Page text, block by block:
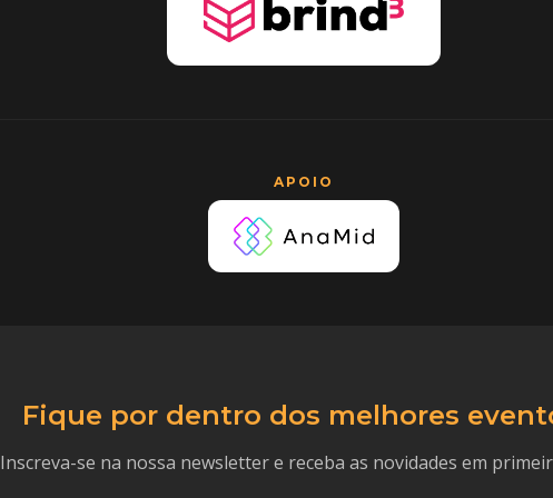
APOIO
Fique por dentro dos melhores
Inscreva-se na nossa newsletter e receba as novidades em